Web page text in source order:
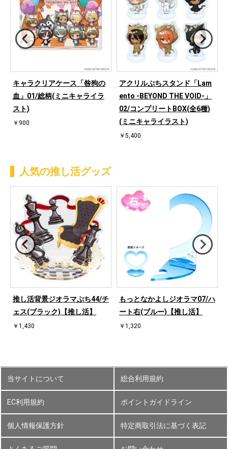
キャラクリアケース「咎狗の
血」01/総柄(ミニキャライラ
スト)
￥900
アクリルぷちスタンド「Lam
ento -BEYOND THE VOID-」
02/コンプリートBOX(全6種)
(ミニキャライラスト)
￥5,400
人気の推し活グッズ
推し活背景ジオラマぷち44/チ
ェス(ブラック)【推し活】
￥1,430
もっとなかよしジオラマ07/ハ
ート右(ブルー)【推し活】
￥1,320
当サイトについて 総合利用規約
EC利用規約 ポイントガイドライン
個人情報保護方針 特定商取引法に基づく表記